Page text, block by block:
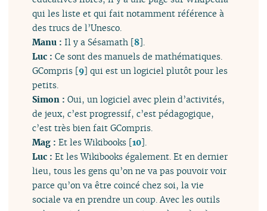
qui les liste et qui fait notamment référence à
des trucs de l’Unesco.
Manu :Il y a Sésamath [8].
Luc :Ce sont des manuels de mathématiques.
GCompris [9] qui est un logiciel plutôt pour les
petits.
Simon :Oui, un logiciel avec plein d’activités,
de jeux, c’est progressif, c’est pédagogique,
c’est très bien fait GCompris.
Mag :Et les Wikibooks [10].
Luc :Et les Wikibooks également. Et en dernier
lieu, tous les gens qu’on ne va pas pouvoir voir
parce qu’on va être coincé chez soi, la vie
sociale va en prendre un coup. Avec les outils